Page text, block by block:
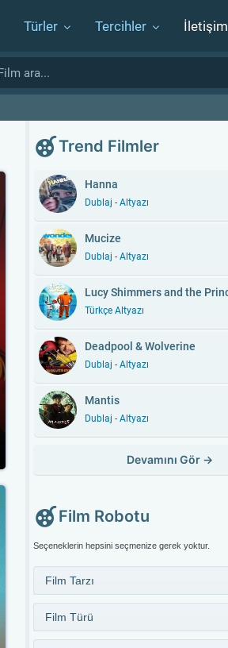
Türler Tercihler İletişim
Trend Filmler
Hanna
Dublaj - Altyazı
Mucize
Dublaj - Altyazı
Türkçe Altyazı
Deadpool & Wolverine
Dublaj - Altyazı
Mantis
Dublaj - Altyazı
Devamını Gör →
Film Robotu
Seçeneklerin hepsini seçmenize gerek yoktur.